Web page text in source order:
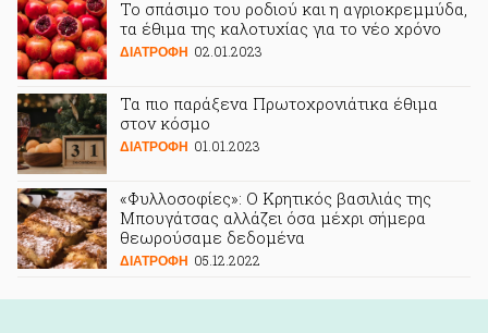
Το σπάσιμο του ροδιού και η αγριοκρεμμύδα,
τα έθιμα της καλοτυχίας για το νέο χρόνο
ΔΙΑΤΡΟΦΗ 02.01.2023
Τα πιο παράξενα Πρωτοχρονιάτικα έθιμα
στον κόσμο
ΔΙΑΤΡΟΦΗ 01.01.2023
«Φυλλοσοφίες»: Ο Κρητικός βασιλιάς της
Μπουγάτσας αλλάζει όσα μέχρι σήμερα
θεωρούσαμε δεδομένα
ΔΙΑΤΡΟΦΗ 05.12.2022